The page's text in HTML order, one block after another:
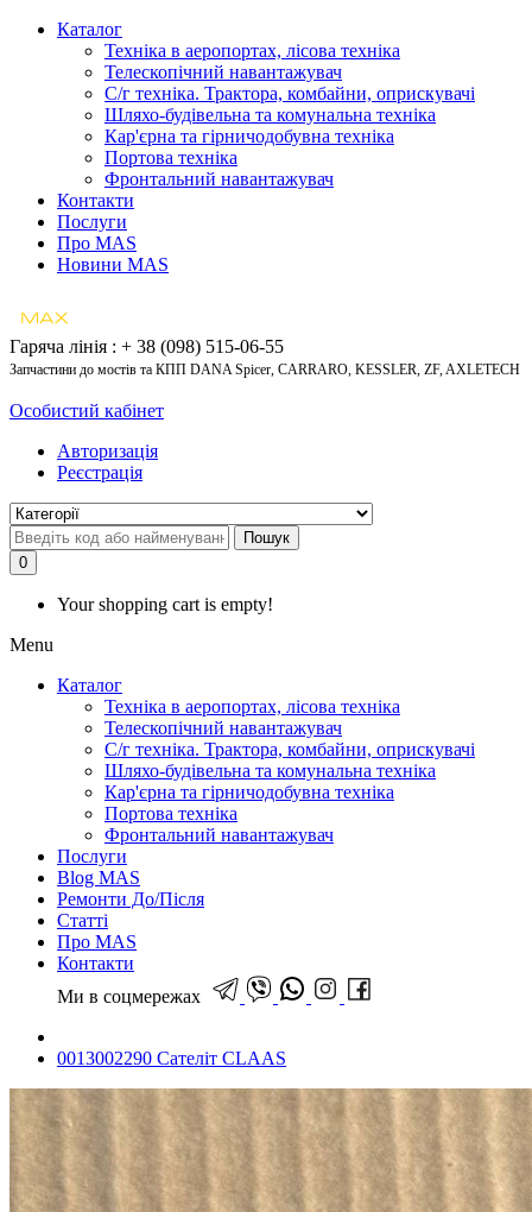
Каталог
Техніка в аеропортах, лісова техніка
Телескопічний навантажувач
С/г техніка. Трактора, комбайни, оприскувачі
Шляхо-будівельна та комунальна техніка
Кар'єрна та гірничодобувна техніка
Портова техніка
Фронтальний навантажувач
Контакти
Послуги
Про MAS
Новини MAS
Гаряча лінія : + 38 (098) 515-06-55
Запчастини до мостів та КПП DANA Spicer, CARRARO, KESSLER, ZF, AXLETECH
Особистий кабінет
Авторизація
Реєстрація
Пошук
0
Your shopping cart is empty!
Menu
Каталог
Техніка в аеропортах, лісова техніка
Телескопічний навантажувач
С/г техніка. Трактора, комбайни, оприскувачі
Шляхо-будівельна та комунальна техніка
Кар'єрна та гірничодобувна техніка
Портова техніка
Фронтальний навантажувач
Послуги
Blog MAS
Ремонти До/Після
Статті
Про MAS
Контакти
Ми в соцмережах
0013002290 Сателіт CLAAS